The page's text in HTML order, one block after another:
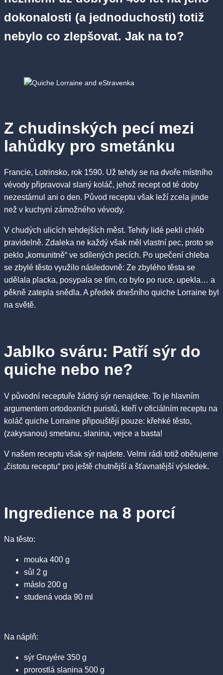
dokonalosti (a jednoduchosti) totiž
nebylo co zlepšovat. Jak na to?
Z chudinských pecí mezi
lahůdky pro smetánku
Francie, Lotrinsko, rok 1590. Už tehdy se na dvoře místního
vévody připravoval slaný koláč, jehož recept od té doby
nezestárnul ani o den. Původ receptu však leží zcela jinde
než v kuchyni zámožného vévody.
V chudých ulicích tehdejších měst. Tehdy lidé pekli chléb
pravidelně. Zdaleka ne každý však měl vlastní pec, proto se
peklo „komunitně“ ve sdílených pecích. Po upečení chleba
se zbylé těsto využilo následovně: Ze zbylého těsta se
udělala placka, posypala se tím, co bylo po ruce, upekla… a
pěkně zatepla snědla. A předek dnešního quiche Lorraine byl
na světě.
Jablko sváru: Patří sýr do
quiche nebo ne?
V původní receptuře žádný sýr nenajdete. To je hlavním
argumentem ortodoxních puristů, kteří v oficiálním receptu na
koláč quiche Lorraine připouštějí pouze: křehké těsto,
(zakysanou) smetanu, slanina, vejce a basta!
V našem receptu však sýr najdete. Velmi rádi totiž obětujeme
„čistotu receptu“ pro ještě chutnější a šťavnatější výsledek.
Ingredience na 8 porcí
Na těsto:
mouka 400 g
sůl 2 g
máslo 200 g
studená voda 90 ml
Na náplň:
sýr Gruyére 350 g
prorostlá slanina 500 g